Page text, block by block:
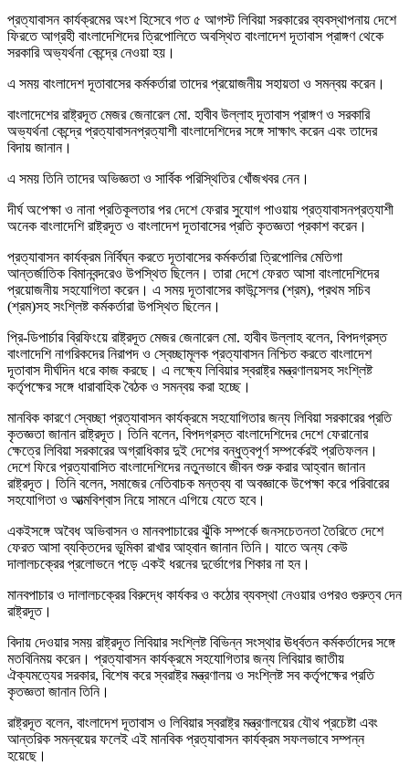
প্রত্যাবাসন কার্যক্রমের অংশ হিসেবে গত ৫ আগস্ট লিবিয়া সরকারের ব্যবস্থাপনায় দেশে
ফিরতে আগ্রহী বাংলাদেশিদের ত্রিপোলিতে অবস্থিত বাংলাদেশ দূতাবাস প্রাঙ্গণ থেকে
সরকারি অভ্যর্থনা কেন্দ্রে নেওয়া হয়।
এ সময় বাংলাদেশ দূতাবাসের কর্মকর্তারা তাদের প্রয়োজনীয় সহায়তা ও সমন্বয় করেন।
বাংলাদেশের রাষ্ট্রদূত মেজর জেনারেল মো. হাবীব উল্লাহ দূতাবাস প্রাঙ্গণ ও সরকারি
অভ্যর্থনা কেন্দ্রে প্রত্যাবাসনপ্রত্যাশী বাংলাদেশিদের সঙ্গে সাক্ষাৎ করেন এবং তাদের
বিদায় জানান।
এ সময় তিনি তাদের অভিজ্ঞতা ও সার্বিক পরিস্থিতির খোঁজখবর নেন।
দীর্ঘ অপেক্ষা ও নানা প্রতিকূলতার পর দেশে ফেরার সুযোগ পাওয়ায় প্রত্যাবাসনপ্রত্যাশী
অনেক বাংলাদেশি রাষ্ট্রদূত ও বাংলাদেশ দূতাবাসের প্রতি কৃতজ্ঞতা প্রকাশ করেন।
প্রত্যাবাসন কার্যক্রম নির্বিঘ্ন করতে দূতাবাসের কর্মকর্তারা ত্রিপোলির মেতিগা
আন্তর্জাতিক বিমানবন্দরেও উপস্থিত ছিলেন। তারা দেশে ফেরত আসা বাংলাদেশিদের
প্রয়োজনীয় সহযোগিতা করেন। এ সময় দূতাবাসের কাউন্সেলর (শ্রম), প্রথম সচিব
(শ্রম)সহ সংশ্লিষ্ট কর্মকর্তারা উপস্থিত ছিলেন।
প্রি-ডিপার্চার ব্রিফিংয়ে রাষ্ট্রদূত মেজর জেনারেল মো. হাবীব উল্লাহ বলেন, বিপদগ্রস্ত
বাংলাদেশি নাগরিকদের নিরাপদ ও স্বেচ্ছামূলক প্রত্যাবাসন নিশ্চিত করতে বাংলাদেশ
দূতাবাস দীর্ঘদিন ধরে কাজ করছে। এ লক্ষ্যে লিবিয়ার স্বরাষ্ট্র মন্ত্রণালয়সহ সংশ্লিষ্ট
কর্তৃপক্ষের সঙ্গে ধারাবাহিক বৈঠক ও সমন্বয় করা হচ্ছে।
মানবিক কারণে স্বেচ্ছা প্রত্যাবাসন কার্যক্রমে সহযোগিতার জন্য লিবিয়া সরকারের প্রতি
কৃতজ্ঞতা জানান রাষ্ট্রদূত। তিনি বলেন, বিপদগ্রস্ত বাংলাদেশিদের দেশে ফেরানোর
ক্ষেত্রে লিবিয়া সরকারের অগ্রাধিকার দুই দেশের বন্ধুত্বপূর্ণ সম্পর্কেরই প্রতিফলন।
দেশে ফিরে প্রত্যাবাসিত বাংলাদেশিদের নতুনভাবে জীবন শুরু করার আহ্বান জানান
রাষ্ট্রদূত। তিনি বলেন, সমাজের নেতিবাচক মন্তব্য বা অবজ্ঞাকে উপেক্ষা করে পরিবারের
সহযোগিতা ও আত্মবিশ্বাস নিয়ে সামনে এগিয়ে যেতে হবে।
একইসঙ্গে অবৈধ অভিবাসন ও মানবপাচারের ঝুঁকি সম্পর্কে জনসচেতনতা তৈরিতে দেশে
ফেরত আসা ব্যক্তিদের ভূমিকা রাখার আহ্বান জানান তিনি। যাতে অন্য কেউ
দালালচক্রের প্রলোভনে পড়ে একই ধরনের দুর্ভোগের শিকার না হন।
মানবপাচার ও দালালচক্রের বিরুদ্ধে কার্যকর ও কঠোর ব্যবস্থা নেওয়ার ওপরও গুরুত্ব দেন
রাষ্ট্রদূত।
বিদায় দেওয়ার সময় রাষ্ট্রদূত লিবিয়ার সংশ্লিষ্ট বিভিন্ন সংস্থার ঊর্ধ্বতন কর্মকর্তাদের সঙ্গে
মতবিনিময় করেন। প্রত্যাবাসন কার্যক্রমে সহযোগিতার জন্য লিবিয়ার জাতীয়
ঐক্যমত্যের সরকার, বিশেষ করে স্বরাষ্ট্র মন্ত্রণালয় ও সংশ্লিষ্ট সব কর্তৃপক্ষের প্রতি
কৃতজ্ঞতা জানান তিনি।
রাষ্ট্রদূত বলেন, বাংলাদেশ দূতাবাস ও লিবিয়ার স্বরাষ্ট্র মন্ত্রণালয়ের যৌথ প্রচেষ্টা এবং
আন্তরিক সমন্বয়ের ফলেই এই মানবিক প্রত্যাবাসন কার্যক্রম সফলভাবে সম্পন্ন
হয়েছে।